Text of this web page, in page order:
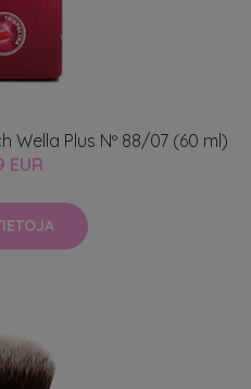
Wella Plus Nº 88/07 (60 ml)
EUR